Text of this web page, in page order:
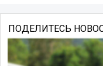
ПОДЕЛИТЕСЬ